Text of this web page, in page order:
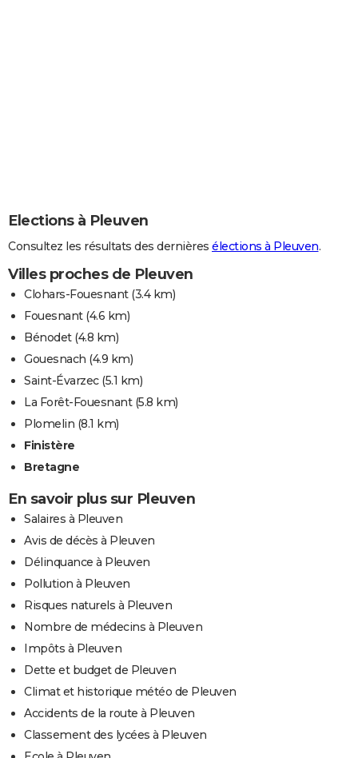
Elections à Pleuven
Consultez les résultats des dernières élections à Pleuven.
Villes proches de Pleuven
Clohars-Fouesnant(3.4 km)
Fouesnant(4.6 km)
Bénodet(4.8 km)
Gouesnach (4.9 km)
Saint-Évarzec(5.1 km)
La Forêt-Fouesnant(5.8 km)
Plomelin (8.1 km)
Finistère
Bretagne
En savoir plus sur Pleuven
Salaires à Pleuven
Avis de décès à Pleuven
Délinquance à Pleuven
Pollution à Pleuven
Risques naturels à Pleuven
Nombre de médecins à Pleuven
Impôts à Pleuven
Dette et budget de Pleuven
Climat et historique météo de Pleuven
Accidents de la route à Pleuven
Classement des lycées à Pleuven